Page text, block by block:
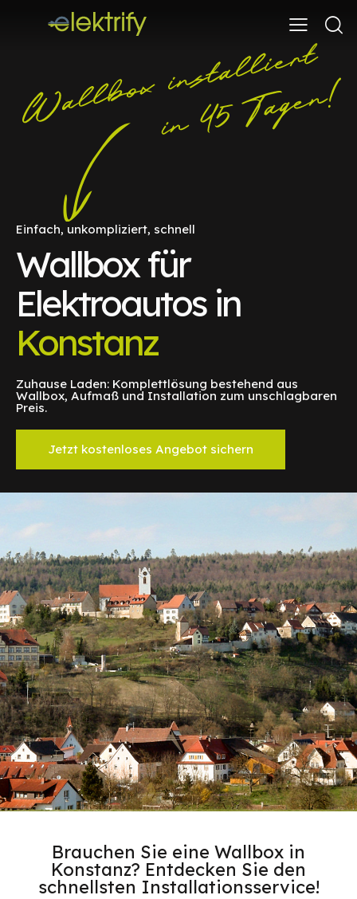
Einfach, unkompliziert, schnell
Wallbox für
Elektroautos in
Konstanz
Zuhause Laden: Komplettlösung bestehend aus
Wallbox, Aufmaß und Installation zum unschlagbaren
Preis.
Jetzt kostenloses Angebot sichern
Brauchen Sie eine Wallbox in
Konstanz? Entdecken Sie den
schnellsten Installationsservice!